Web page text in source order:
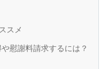
スメ
慰謝料請求するには？